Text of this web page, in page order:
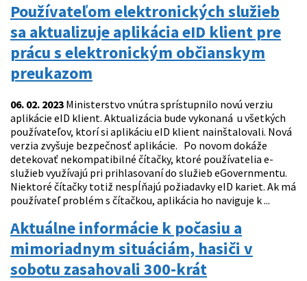
Používateľom elektronických služieb
sa aktualizuje aplikácia eID klient pre
prácu s elektronickým občianskym
preukazom
06. 02. 2023 Ministerstvo vnútra sprístupnilo novú verziu
aplikácie eID klient. Aktualizácia bude vykonaná u všetkých
používateľov, ktorí si aplikáciu eID klient nainštalovali. Nová
verzia zvyšuje bezpečnosť aplikácie. Po novom dokáže
detekovať nekompatibilné čítačky, ktoré používatelia e-
služieb využívajú pri prihlasovaní do služieb eGovernmentu.
Niektoré čítačky totiž nespĺňajú požiadavky eID kariet. Ak má
používateľ problém s čítačkou, aplikácia ho naviguje k ...
Aktuálne informácie k počasiu a
mimoriadnym situáciám, hasiči v
sobotu zasahovali 300-krát